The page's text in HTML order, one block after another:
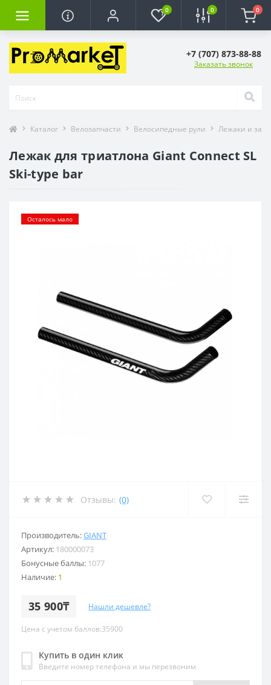
0 0 0
+7 (707) 873-88-88
Заказать звонок
Каталог Велозапчасти Велосипедные рули Лежаки и
Лежак для триатлона Giant Connect SL
Ski-type bar
Осталось мало
Отзывы: (0)
Производитель:GIANT
Артикул: 180000073
Бонусные баллы: 1077
Наличие: 1
35 900₸ Нашли дешевле?
Цена с учетом баллов:35900
Купить в один клик
Введите номер телефона и мы перезвоним